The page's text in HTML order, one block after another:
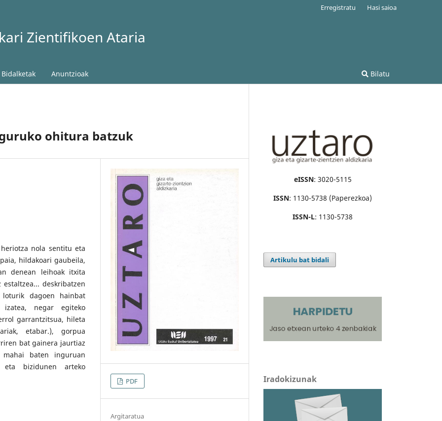
Zientifikoen Ataria
Bidalketak Anuntzioak Bilatu
Erregistratu Hasi saioa
ohitura batzuk
nola sentitu eta
hildakoari gaubeila,
denean leihoak itxita
deskribatzen
dagoen hainbat
izatea, negar egiteko
garrantzitsua, hileta
etabar.), gorpua
bat gainera jaurtiaz
mahai baten inguruan
eta bizidunen arteko
PDF
Argitaratua
eISSN: 3020-5115
ISSN: 1130-5738 (Paperezkoa)
ISSN-L: 1130-5738
Artikulu bat bidali
Iradokizunak